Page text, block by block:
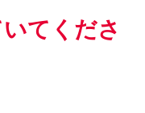
てくださ